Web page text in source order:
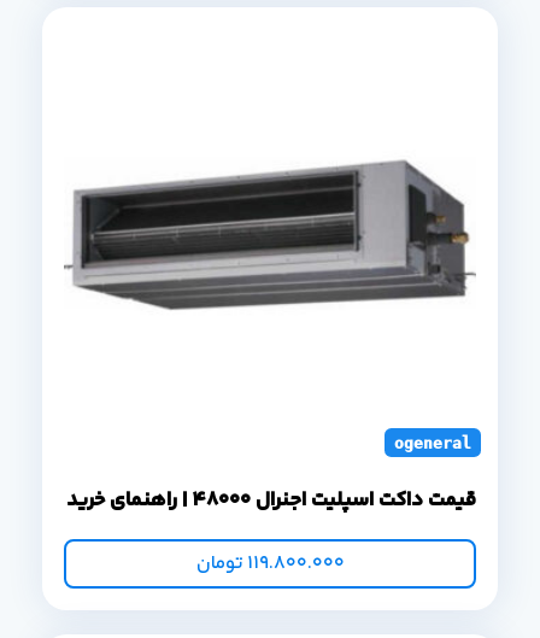
ogeneral duct
قیمت داکت اسپلیت اجنرال 48000 | راهنمای خرید
119.800.000 تومان